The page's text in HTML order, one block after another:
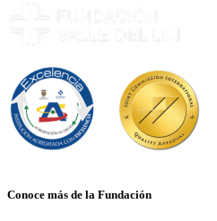
Conoce más de la Fundación